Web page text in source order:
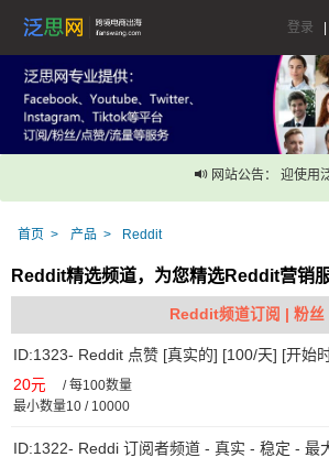
登录
网站公告： 迎使用泛
首页 产品 Reddit
Reddit精选频道，为您精选Reddit营销
Reddit频道订阅 | 粉丝
ID:1323- Reddit 点赞 [真实的] [100/天] [开始
20元 /每100数量
最小数量10 / 10000
ID:1322- Reddi 订阅者频道 - 真实 - 稳定 - 最